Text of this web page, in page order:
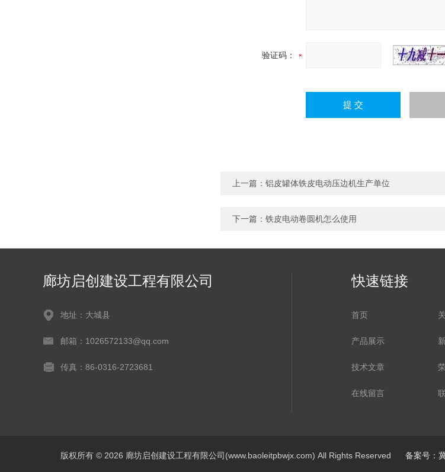
验证码：
上一篇： 铝皮罐体铁皮电动压边机生产单位
下一篇： 铁皮电动卷圆机怎么使用
廊坊启创建设工程有限公司
地址：大城县
邮箱：1026572133@qq.com
传真：86-0316-2723681
快速链接
首页
产品展示
技术文章
在线留言
版权所有 © 2026 廊坊启创建设工程有限公司(www.baoleitpbwjx.com) All Rights Reserved 备案号：